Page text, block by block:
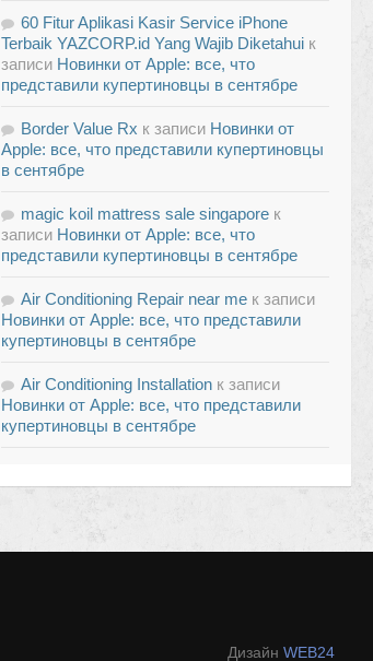
60 Fitur Aplikasi Kasir Service iPhone
Terbaik YAZCORP.id Yang Wajib Diketahui к
записи Новинки от Apple: все, что
представили купертиновцы в сентябре
Border Value Rx к записи Новинки от
Apple: все, что представили купертиновцы
в сентябре
magic koil mattress sale singapore к
записи Новинки от Apple: все, что
представили купертиновцы в сентябре
Air Conditioning Repair near me к записи
Новинки от Apple: все, что представили
купертиновцы в сентябре
Air Conditioning Installation к записи
Новинки от Apple: все, что представили
купертиновцы в сентябре
Дизайн WEB24